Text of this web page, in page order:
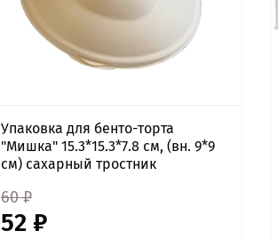
Упаковка для бенто-торта
"Мишка" 15.3*15.3*7.8 см, (вн. 9*9
см) сахарный тростник
60 ₽
52 ₽